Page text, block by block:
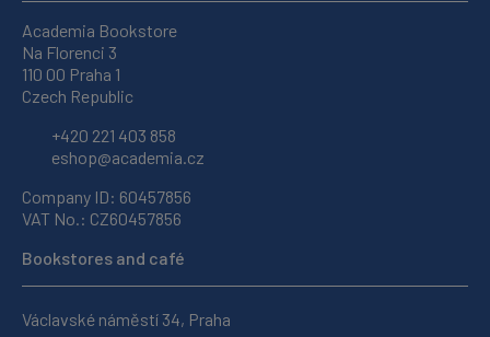
Academia Bookstore
Na Florenci 3
110 00 Praha 1
Czech Republic
+420 221 403 858
eshop@academia.cz
Company ID: 60457856
VAT No.: CZ60457856
Bookstores and café
Václavské náměstí 34, Praha